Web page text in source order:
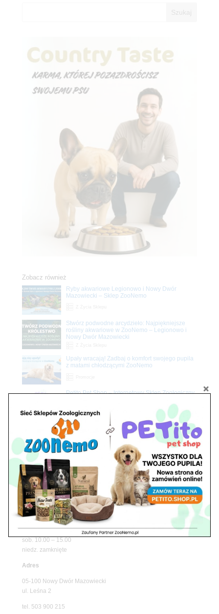
Zobacz również
Ryby akwariowe Legionowo i Nowy Dwór
Mazowiecki – Sklep ZooNemo
Stwórz podwodne arcydzieło: Najpiękniejsze
rośliny akwariowe w ZooNemo – Legionowo i
Nowy Dwór Mazowiecki
Upały wracają! Zadbaj o komfort swojego pupila
z matami chłodzącymi ZooNemo
Z Życia Sklepu
Petito Pet Shop – Internetowy Sklep Zoologiczny
Znajdź nas
Adres
05-120 Legionowo
ul. Piłsudskiego 31,
pawilon 134
tel./fax. 22 784 71 96
Godziny pracy
pon. – piąt. 10.00 – 19.00
sob. 10.00 – 15.00
niedz. zamknięte
Adres
05-100 Nowy Dwór Mazowiecki
ul. Leśna 2
tel. 503 900 215